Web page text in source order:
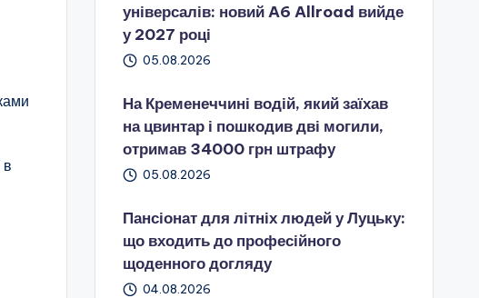
в
універсалів: новий A6 Allroad вийде
у 2027 році
05.08.2026
На Кременеччині водій, який заїхав
на цвинтар і пошкодив дві могили,
отримав 34000 грн штрафу
05.08.2026
Пансіонат для літніх людей у Луцьку:
що входить до професійного
щоденного догляду
04.08.2026